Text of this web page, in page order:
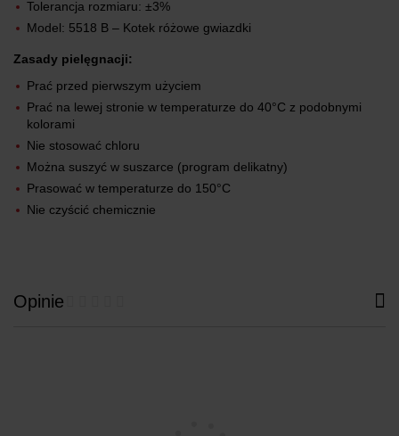
Tolerancja rozmiaru: ±3%
Model: 5518 B – Kotek różowe gwiazdki
Zasady pielęgnacji:
Prać przed pierwszym użyciem
Prać na lewej stronie w temperaturze do 40°C z podobnymi
kolorami
Nie stosować chloru
Można suszyć w suszarce (program delikatny)
Prasować w temperaturze do 150°C
Nie czyścić chemicznie
Opinie